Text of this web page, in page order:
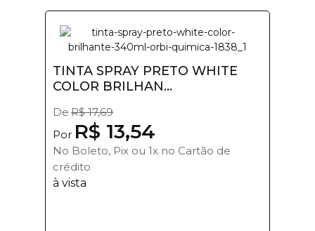
TINTA SPRAY PRETO WHITE
COLOR BRILHAN...
De R$ 17,69
Por R$ 13,54
No Boleto, Pix ou 1x no Cartão de
crédito
à vista